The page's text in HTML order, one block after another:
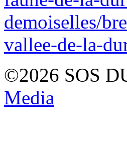
demoiselles/
vallee-de-la-
©2026 SOS
Media